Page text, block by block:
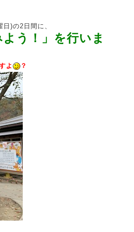
)の2日間に、
う！」を行いま
よ ？